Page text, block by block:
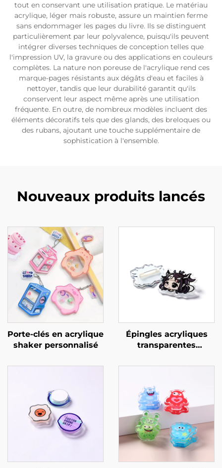
tout en conservant une utilisation pratique. Le matériau
acrylique, léger mais robuste, assure un maintien ferme
sans endommager les pages du livre. Ils se distinguent
particulièrement par leur polyvalence, puisqu'ils peuvent
intégrer diverses techniques de conception telles que
l'impression UV, la gravure ou des applications en couleurs
complètes. La nature non poreuse de l'acrylique rend ces
marque-pages résistants aux dégâts d'eau et faciles à
nettoyer, tandis que leur durabilité garantit qu'ils
conservent leur aspect même après une utilisation
fréquente. En outre, de nombreux modèles incluent des
éléments décoratifs tels que des glands, des breloques ou
des rubans, ajoutant une touche supplémentaire de
sophistication à l'ensemble.
Nouveaux produits lancés
Porte-clés en acrylique
shaker personnalisé
Épingles acryliques
transparentes
créatives